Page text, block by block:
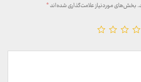
بخش‌های موردنیاز علامت‌گذاری شده‌اند*